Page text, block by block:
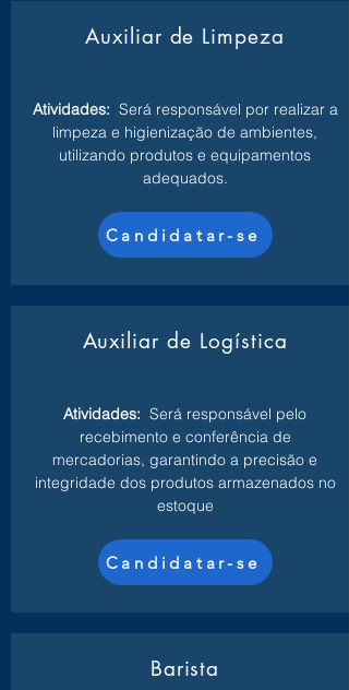
Auxiliar de Limpeza
Atividades: Será responsável por realizar a
limpeza e higienização de ambientes,
utilizando produtos e equipamentos
adequados.
Candidatar-se
Auxiliar de Logística
Atividades: Será responsável pelo
recebimento e conferência de
mercadorias, garantindo a precisão e
integridade dos produtos armazenados no
estoque
Candidatar-se
Barista